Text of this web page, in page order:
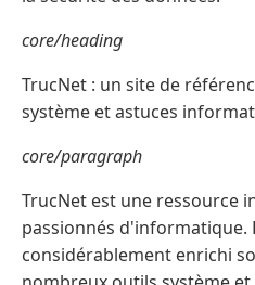
core/heading
TrucNet : un site de
système et astuces
core/paragraph
TrucNet est une ressource
passionnés d'informatique.
considérablement enrichi